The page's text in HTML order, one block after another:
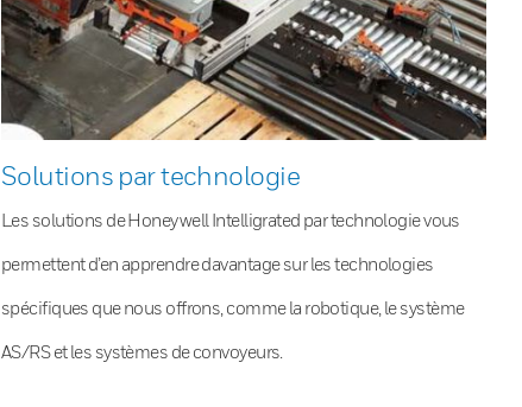
Solutions par technologie
Les solutions de Honeywell Intelligrated par technologie vous
permettent d’en apprendre davantage sur les technologies
spécifiques que nous offrons, comme la robotique, le système
AS/RS et les systèmes de convoyeurs.